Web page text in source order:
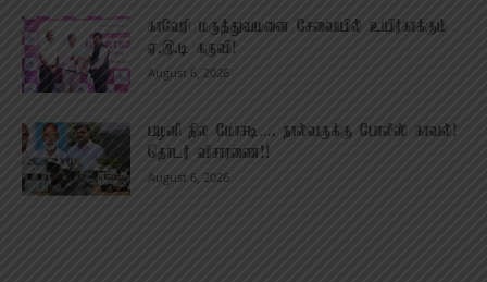
காவேரி மருத்துவமனை சேவையில் உயிர்காக்கும்
ஏ.இ.டி கருவி!
August 6, 2026
பழனி நில மோசடி…. நால்வருக்கு போலீஸ் காவல்!
தொடர் விசாரணை!!
August 6, 2026